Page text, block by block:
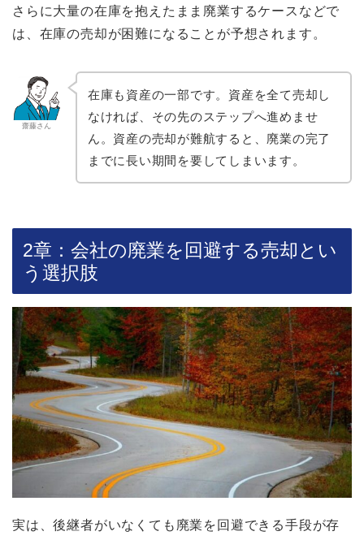
さらに大量の在庫を抱えたまま廃業するケースなどで
は、在庫の売却が困難になることが予想されます。
齋藤さん
在庫も資産の一部です。資産を全て売却し
なければ、その先のステップへ進めませ
ん。資産の売却が難航すると、廃業の完了
までに長い期間を要してしまいます。
2章：会社の廃業を回避する売却とい
う選択肢
実は、後継者がいなくても廃業を回避できる手段が存